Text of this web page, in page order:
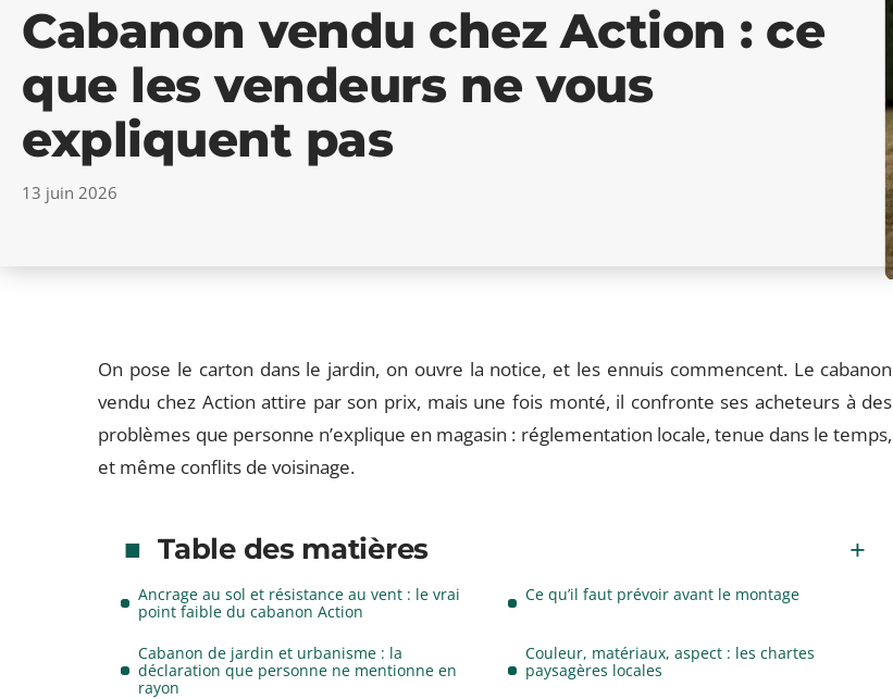
Cabanon vendu chez Action : ce
que les vendeurs ne vous
expliquent pas
13 juin 2026
On pose le carton dans le jardin, on ouvre la notice, et les ennuis commencent. Le cabanon
vendu chez Action attire par son prix, mais une fois monté, il confronte ses acheteurs à des
problèmes que personne n’explique en magasin : réglementation locale, tenue dans le temps,
et même conflits de voisinage.
Table des matières
Ancrage au sol et résistance au vent : le vrai
point faible du cabanon Action
Ce qu’il faut prévoir avant le montage
Cabanon de jardin et urbanisme : la
déclaration que personne ne mentionne en
rayon
Couleur, matériaux, aspect : les chartes
paysagères locales